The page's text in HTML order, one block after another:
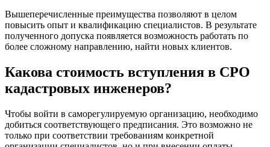
Вышеперечисленные преимущества позволяют в целом
повысить опыт и квалификацию специалистов. В результате
полученного допуска появляется возможность работать по
более сложному направлению, найти новых клиентов.
Какова стоимость вступления в СРО
кадастровых инженеров?
Чтобы войти в саморегулируемую организацию, необходимо
добиться соответствующего предписания. Это возможно не
только при соответствии требованиям конкретной